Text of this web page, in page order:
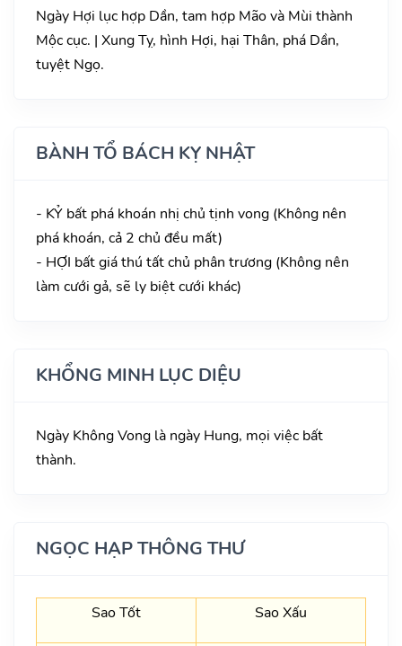
Ngày Hợi lục hợp Dần, tam hợp Mão và Mùi thành
Mộc cục. | Xung Tỵ, hình Hợi, hại Thân, phá Dần,
tuyệt Ngọ.
BÀNH TỔ BÁCH KỴ NHẬT
- KỶ bất phá khoán nhị chủ tịnh vong (Không nên
phá khoán, cả 2 chủ đều mất)
- HỢI bất giá thú tất chủ phân trương (Không nên
làm cưới gả, sẽ ly biệt cưới khác)
KHỔNG MINH LỤC DIỆU
Ngày Không Vong là ngày Hung, mọi việc bất
thành.
NGỌC HẠP THÔNG THƯ
Sao Tốt Sao Xấu